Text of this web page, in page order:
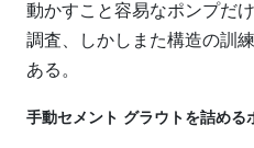
動かすこと容易なポンプだ
調査、しかしまた構造の訓
ある。
手動セメント グラウトを詰める